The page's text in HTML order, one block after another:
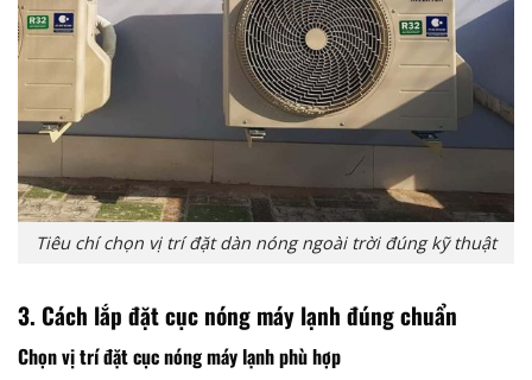
Tiêu chí chọn vị trí đặt dàn nóng ngoài trời đúng kỹ thuật
3. Cách lắp đặt cục nóng máy lạnh đúng chuẩn
Chọn vị trí đặt cục nóng máy lạnh phù hợp